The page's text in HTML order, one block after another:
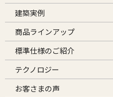
建築実例
商品ラインアップ
標準仕様のご紹介
テクノロジー
お客さまの声